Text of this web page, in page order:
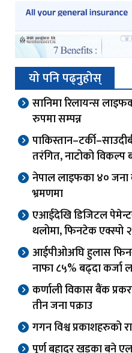
यो पनि पढ्नुहोस्
सानिमा रिलायन्स
रुपमा सम्पन्न
तरंगित, नाटोको
नेपाल लाइफका ४० जना
भ्रमणमा
एआईदेखि डिजिटल
थलोमा, फिनटेक एक्स्पो
आईपीओअघि हुलास
नाफा ८५% बढ्दा कर्जा
कर्णाली विकास बैंक
तीन जना पक्राउ
गगन विश्व प्रकाशहरुको